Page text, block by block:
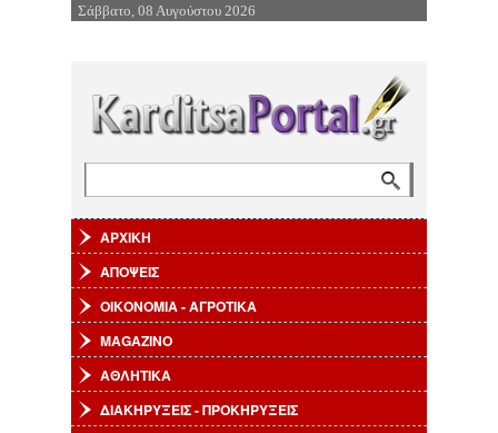
Επιστροφή στην Πλοήγηση
Σάββατο, 08 Αυγούστου 2026
ΑΡΧΙΚΗ
ΑΠΟΨΕΙΣ
ΟΙΚΟΝΟΜΙΑ - ΑΓΡΟΤΙΚΑ
MAGAZINO
ΑΘΛΗΤΙΚΑ
ΔΙΑΚΗΡΥΞΕΙΣ - ΠΡΟΚΗΡΥΞΕΙΣ